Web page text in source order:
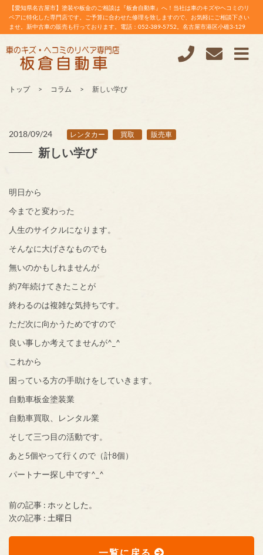
【愛知県名古屋市】塗装や板金のご相談は『板倉自動車』へ！当社は車のキズやヘコミのリ
ペアに特化した専門店です。ご予算に合わせた修理を致しますので、お気軽にご相談下さい
ませ。新中古車の販売も行っております。電話：052-389-5752。名古屋市港区小碓3-129
トップ コラム 新しい学び
2018/09/24 レンタカー 買取 販売車
新しい学び
明日から
今までと変わった
人生のサイクルになります。
そんなに大げさなものでも
無いのかもしれませんが
約7年続けてきたことが
終わるのは複雑な気持ちです。
ただ次に向かうためですので
良い事しか考えてませんが^_^
これから
困っている方の手助けをしていきます。
自動車板金塗装業
自動車買取、レンタル業
そして三つ目の活動です。
あと5個やって行くので（計8個）
パートナー探し中です^_^
前の記事 : ホッとした。
次の記事 : 土曜日
一覧に戻る